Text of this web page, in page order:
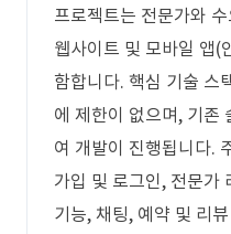
프로젝트는 전문가와
웹사이트 및 모바일 앱(
함합니다. 핵심 기술 스
에 제한이 없으며, 기존
여 개발이 진행됩니다.
가입 및 로그인, 전문가
기능, 채팅, 예약 및 리